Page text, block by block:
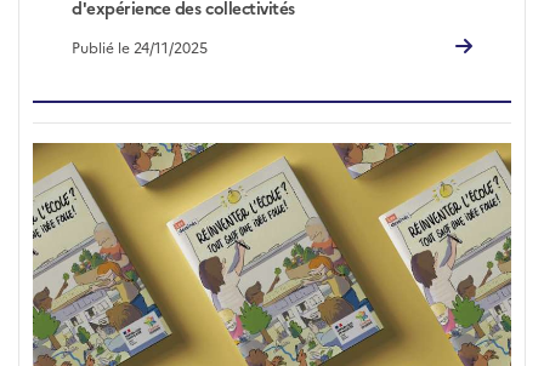
d'expérience des collectivités
Publié le 24/11/2025